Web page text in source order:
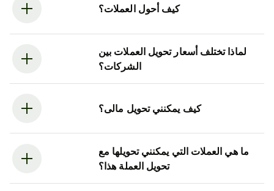
كيف أحول العملات؟
لماذا تختلف أسعار تحويل العملات بين
الشركات؟
كيف يمكنني تحويل مالى؟
ما هي العملات التي يمكنني تحويلها مع
تحويل العملة هذا؟